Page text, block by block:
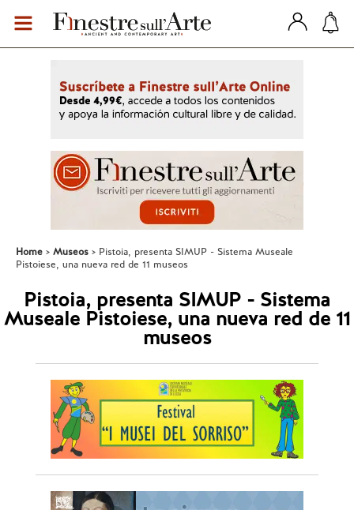
Home Museos
Pistoia, presenta SIMUP - Sistema Museale
Pistoiese, una nueva red de 11 museos
Pistoia, presenta SIMUP - Sistema
Museale Pistoiese, una nueva red de 11
museos